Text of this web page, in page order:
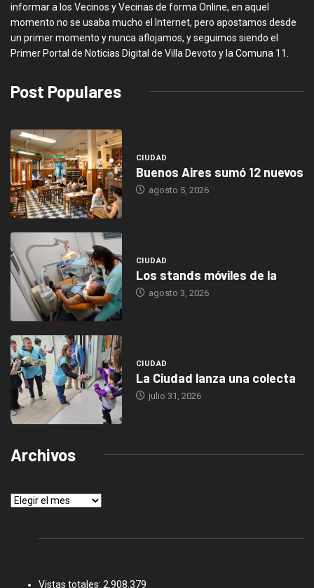
informar a los Vecinos y Vecinas de forma Online, en aquel
momento no se usaba mucho el Internet, pero apostamos desde
un primer momento y nunca aflojamos, y seguimos siendo el
Primer Portal de Noticias Digital de Villa Devoto y la Comuna 11.
Post Populares
CIUDAD
Buenos Aires sumó 12 nuevos
agosto 5, 2026
CIUDAD
Los stands móviles de la
agosto 3, 2026
CIUDAD
La Ciudad lanza una colecta
julio 31, 2026
Archivos
Archivos
Vistas totales: 2.908.379